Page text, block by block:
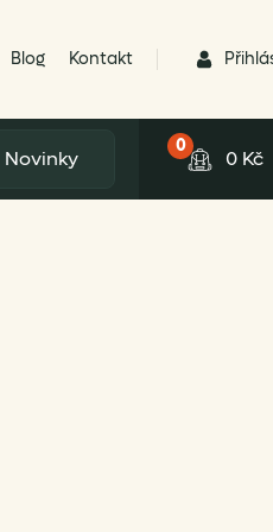
Blog Kontakt
Novinky
0
0 Kč